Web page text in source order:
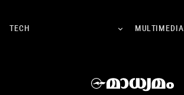
TECH MULTIMEDIA